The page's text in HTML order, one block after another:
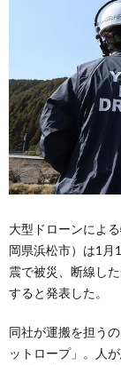
大型ドローンによ
岡県浜松市）は1月
震で被災、断線し
すると発表した。
同社が運搬を担う
ットロープ」。人